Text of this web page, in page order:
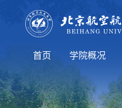
首页 学院概况
学院简介
院长致辞
历史沿革
学院领导
学院机构